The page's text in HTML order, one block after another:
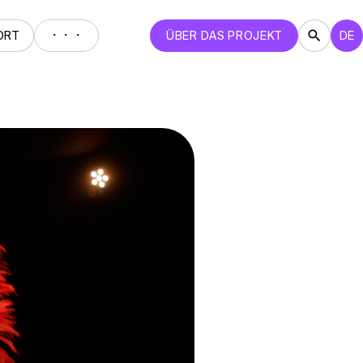
・・・ ÜBER DAS PROJEKT DE